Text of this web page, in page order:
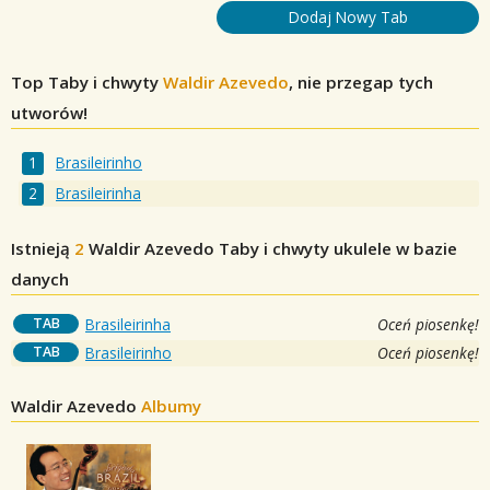
Dodaj Nowy Tab
Top Taby i chwyty Waldir Azevedo, nie przegap tych
utworów!
Brasileirinho
Brasileirinha
Istnieją 2 Waldir Azevedo Taby i chwyty ukulele w bazie
danych
TAB Brasileirinha Oceń piosenkę!
TAB Brasileirinho Oceń piosenkę!
Waldir Azevedo Albumy